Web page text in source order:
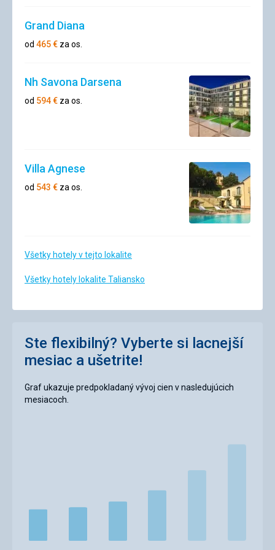
Grand Diana
od 465€ za os.
Nh Savona Darsena
od 594€ za os.
Villa Agnese
od 543 € za os.
Všetky hotely v tejto lokalite
Všetky hotely lokalite Taliansko
Ste flexibilný? Vyberte si lacnejší
mesiac a ušetrite!
Graf ukazuje predpokladaný vývoj cien v nasledujúcich
mesiacoch.